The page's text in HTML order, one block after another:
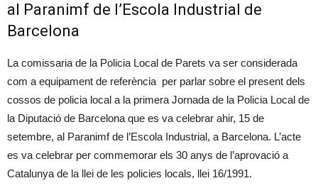
al Paranimf de l’Escola Industrial de
Barcelona
La comissaria de la Policia Local de Parets va ser considerada
com a equipament de referència per parlar sobre el present dels
cossos de policia local a la primera Jornada de la Policia Local de
la Diputació de Barcelona que es va celebrar ahir, 15 de
setembre, al Paranimf de l’Escola Industrial, a Barcelona. L’acte
es va celebrar per commemorar els 30 anys de l’aprovació a
Catalunya de la llei de les policies locals, llei 16/1991.